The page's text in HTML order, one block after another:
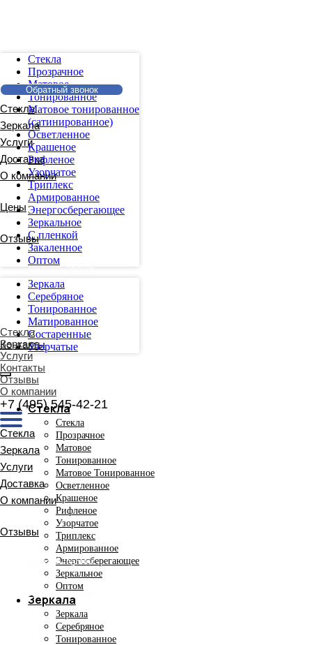
Стекла
Прозрачное
Матовое
Тонированное
Матовое тонированное
(сатинированное)
Осветленное
Крашеное
Рифленое
Узорчатое
Триплекс
Армированное
Энергосберегающее
Зеркальное
С пленкой
Закаленное
Оптом
Зеркала
Серебряное
Тонированное
Матированное
Состаренные
Узорчатые
Обратный звонок
Стекла
Зеркала
Услуги
Контакты
Отзывы
О компании
+7 (495) 545-42-21
Стекла
Стекла
Прозрачное
Матовое
Тонированное
Матовое Тонированное
Осветленное
Крашеное
Рифленое
Узорчатое
Триплекс
Армированное
Энергосберегающее
Зеркальное
Оптом
Зеркала
Зеркала
Серебряное
Тонированное